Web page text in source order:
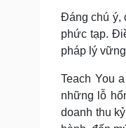
Đáng chú ý,
phức tạp.
pháp lý
Teach You
những lỗ
doanh thu